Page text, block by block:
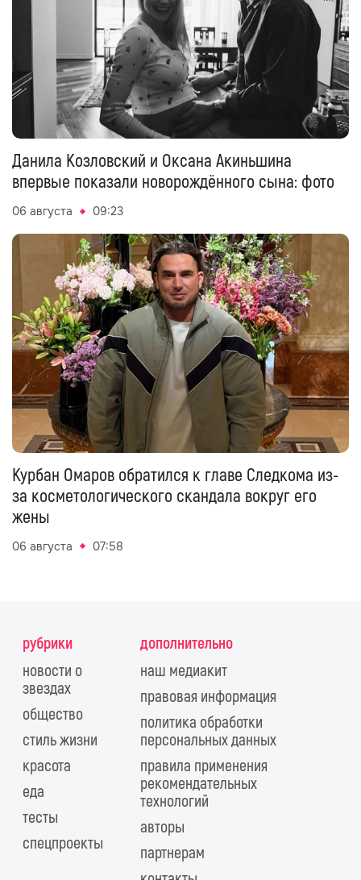
Данила Козловский и Оксана Акиньшина
впервые показали новорождённого сына: фото
06 августа 09:23
Курбан Омаров обратился к главе Следкома из-
за косметологического скандала вокруг его
жены
06 августа 07:58
рубрики
новости о
звездах
общество
стиль жизни
красота
еда
тесты
спецпроекты
дополнительно
наш медиакит
правовая информация
политика обработки
персональных данных
правила применения
рекомендательных
технологий
авторы
партнерам